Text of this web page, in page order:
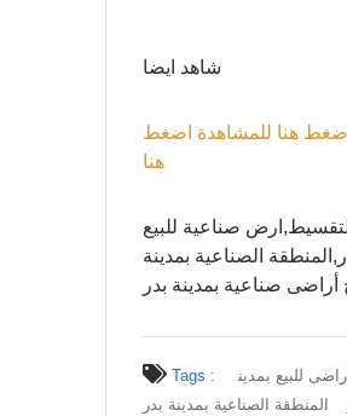
هنا للمشاهدة اضغط
هنا
بالتقسيط,ارض صناعية للبيع
الصناعية بمدينة
Tags :
للبيع بمدين
المنطقة الصناعية بمدينة بدر